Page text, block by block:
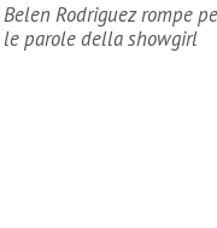
Belen Rodriguez rompe
le parole della showgirl